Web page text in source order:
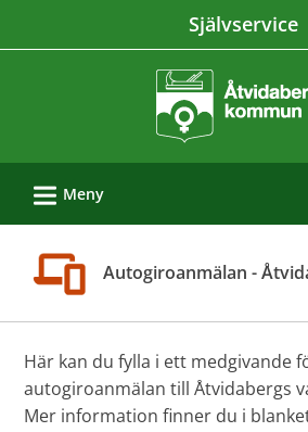
till
Åtvidabergs
kommun
Självservice
L Meny
Autogiroanmälan -
Här kan du fylla i ett medgivande
autogiroanmälan till Åtvidabergs
Mer information finner du i